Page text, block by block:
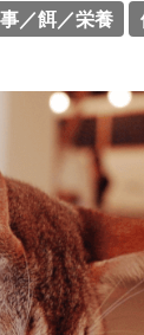
／餌／栄養